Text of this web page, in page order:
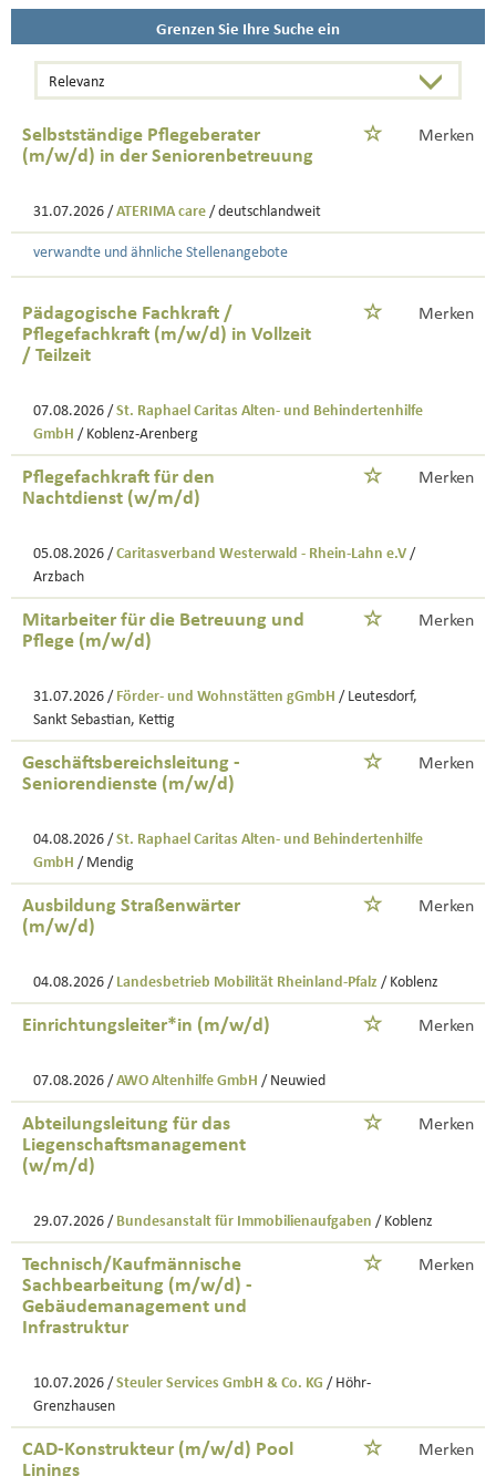
Grenzen Sie Ihre Suche ein
Selbstständige Pflegeberater
(m/w/d) in der Seniorenbetreuung
Merken
31.07.2026 / ATERIMA care / deutschlandweit
verwandte und ähnliche Stellenangebote
Pädagogische Fachkraft /
Pflegefachkraft (m/w/d) in Vollzeit
/ Teilzeit
Merken
07.08.2026 / St. Raphael Caritas Alten- und Behindertenhilfe
GmbH / Koblenz-Arenberg
Pflegefachkraft für den
Nachtdienst (w/m/d)
Merken
05.08.2026 / Caritasverband Westerwald - Rhein-Lahn e.V /
Arzbach
Mitarbeiter für die Betreuung und
Pflege (m/w/d)
Merken
31.07.2026 / Förder- und Wohnstätten gGmbH / Leutesdorf,
Sankt Sebastian, Kettig
Geschäftsbereichsleitung -
Seniorendienste (m/w/d)
Merken
04.08.2026 / St. Raphael Caritas Alten- und Behindertenhilfe
GmbH / Mendig
Ausbildung Straßenwärter
(m/w/d)
Merken
04.08.2026 / Landesbetrieb Mobilität Rheinland-Pfalz / Koblenz
Einrichtungsleiter*in (m/w/d) Merken
07.08.2026 / AWO Altenhilfe GmbH / Neuwied
Abteilungsleitung für das
Liegenschaftsmanagement
(w/m/d)
Merken
29.07.2026 / Bundesanstalt für Immobilienaufgaben / Koblenz
Technisch/Kaufmännische
Sachbearbeitung (m/w/d) -
Gebäudemanagement und
Infrastruktur
Merken
10.07.2026 / Steuler Services GmbH & Co. KG / Höhr-
Grenzhausen
CAD-Konstrukteur (m/w/d) Pool
Linings
Merken